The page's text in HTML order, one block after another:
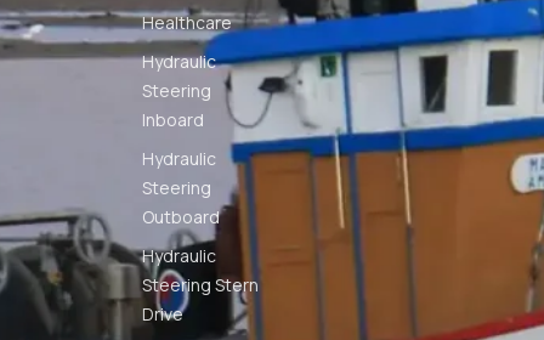
Healthcare
Hydraulic
Steering
Inboard
Hydraulic
Steering
Outboard
Hydraulic
Steering Stern
Drive